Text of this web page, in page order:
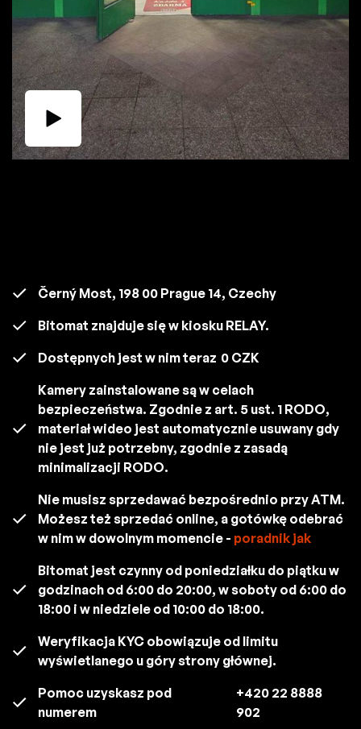
Černý Most, 198 00 Prague 14, Czechy
Bitomat znajduje się w kiosku RELAY.
Dostępnych jest w nim teraz 0 CZK
Kamery zainstalowane są w celach
bezpieczeństwa. Zgodnie z art. 5 ust. 1 RODO,
materiał wideo jest automatycznie usuwany gdy
nie jest już potrzebny, zgodnie z zasadą
minimalizacji RODO.
Nie musisz sprzedawać bezpośrednio przy ATM.
Możesz też sprzedać online, a gotówkę odebrać
w nim w dowolnym momencie - poradnik jak
Bitomat jest czynny od poniedziałku do piątku w
godzinach od 6:00 do 20:00, w soboty od 6:00 do
18:00 i w niedziele od 10:00 do 18:00.
Weryfikacja KYC obowiązuje od limitu
wyświetlanego u góry strony głównej.
Pomoc uzyskasz pod
numerem
+420 22 8888
902